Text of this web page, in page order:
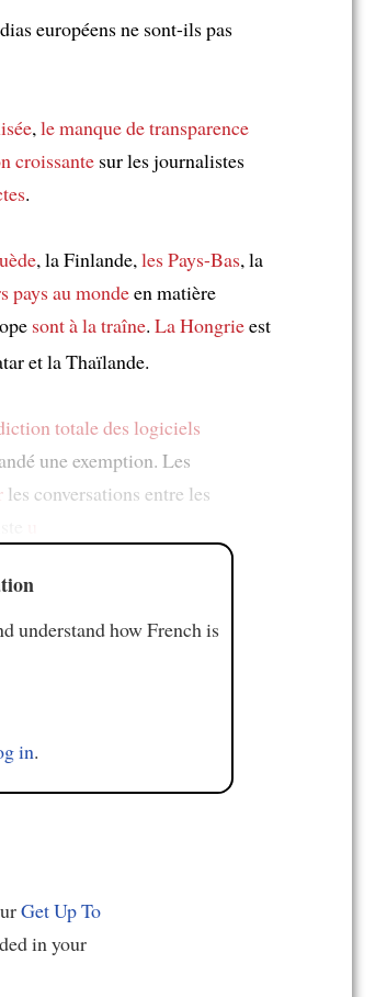
européens ne sont-ils pas
, le manque de transparence
croissante sur les journalistes
.
, la Finlande, les Pays-Bas, la
pays au mondeen matière
sont à la traîne. La Hongrieest
et la Thaïlande.
totaledes logiciels
une exemption. Les
les conversations entre les
understand how French is
in.
Get Up To
in your